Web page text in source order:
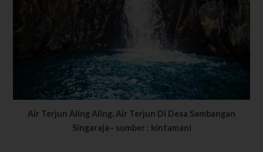
Air Terjun Aling Aling, Air Terjun Di Desa Sambangan
Singaraja– sumber : kintamani